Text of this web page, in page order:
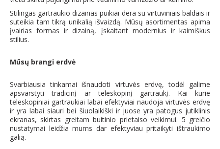
Stilingas gartraukio dizainas puikiai dera su virtuviniais baldais ir
suteikia tam tikrą unikalią išvaizdą. Mūsų asortimentas apima
įvairias formas ir dizainą, įskaitant modernius ir kaimiškus
stilius.
Mūsų brangi erdvė
Svarbiausia tinkamai išnaudoti virtuvės erdvę, todėl galime
apsvarstyti tradicinį ar teleskopinį gartraukį. Kai kurie
teleskopiniai gartraukiai labai efektyviai naudoja virtuvės erdvę
ir yra labai siauri bei šiuolaikiški ir juose yra patogus jutiklinis
ekranas, skirtas greitam buitinio prietaiso veikimui. 5 greičio
nustatymai leidžia mums dar efektyviau pritaikyti ištraukimo
galią.